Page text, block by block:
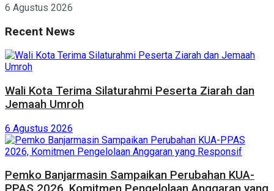
6 Agustus 2026
Recent News
Wali Kota Terima Silaturahmi Peserta Ziarah dan
Jemaah Umroh
6 Agustus 2026
Pemko Banjarmasin Sampaikan Perubahan KUA-